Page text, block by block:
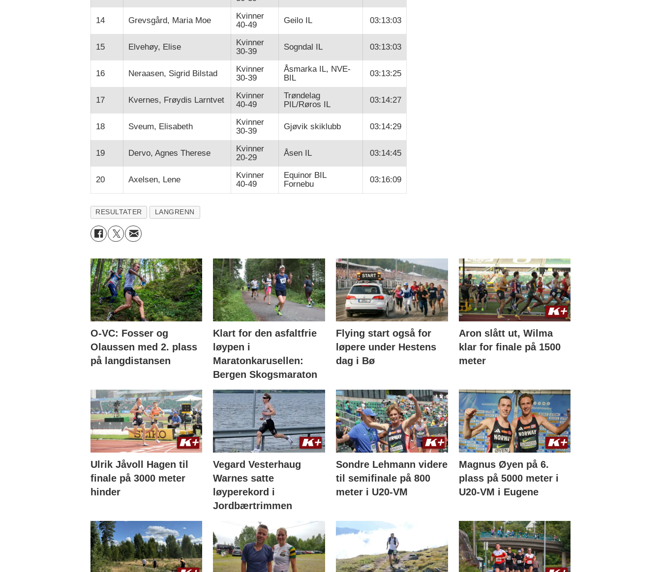
14 Grevsgård, Maria Moe
Kvinner
40-49
Geilo IL 03:13:03
15 Elvehøy, Elise
Kvinner
30-39
Sogndal IL 03:13:03
16 Neraasen, Sigrid Bilstad
Kvinner
30-39
Åsmarka IL, NVE-
BIL
03:13:25
17 Kvernes, Frøydis Larntvet
Kvinner
40-49
Trøndelag
PIL/Røros IL
03:14:27
18 Sveum, Elisabeth
Kvinner
30-39
Gjøvik skiklubb 03:14:29
19 Dervo, Agnes Therese
Kvinner
20-29
Åsen IL 03:14:45
20 Axelsen, Lene
Kvinner
40-49
Equinor BIL
Fornebu
03:16:09
RESULTATER LANGRENN
O-VC: Fosser og
Olaussen med 2. plass
på langdistansen
Klart for den asfaltfrie
løypen i
Maratonkarusellen:
Bergen Skogsmaraton
Flying start også for
løpere under Hestens
dag i Bø
Aron slått ut, Wilma
klar for finale på 1500
meter
Ulrik Jåvoll Hagen til
finale på 3000 meter
hinder
Vegard Vesterhaug
Warnes satte
løyperekord i
Jordbærtrimmen
Sondre Lehmann videre
til semifinale på 800
meter i U20-VM
Magnus Øyen på 6.
plass på 5000 meter i
U20-VM i Eugene